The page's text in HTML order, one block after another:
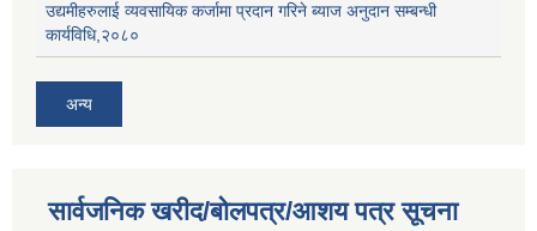
उद्यमीहरुलाई व्यवसायिक कर्जामा प्रदान गरिने ब्याज अनुदान सम्बन्धी
कार्यविधि,२०८०
अन्य
सार्वजनिक खरीद/बोलपत्र/आशय पत्र सूचना